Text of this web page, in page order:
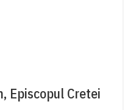
Episcopul Cretei